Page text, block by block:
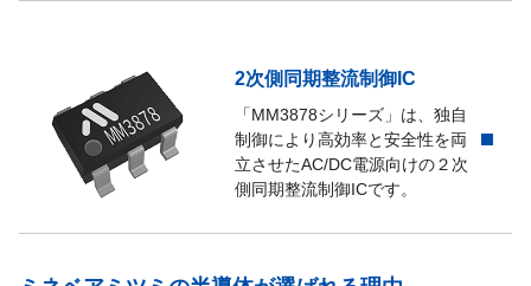
2次側同期整流制御IC
「MM3878シリーズ」は、独自
制御により高効率と安全性を両
立させたAC/DC電源向けの２次
側同期整流制御ICです。